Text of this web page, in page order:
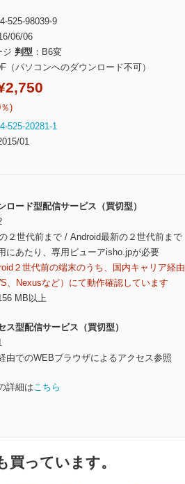
525-98039-9
06/06
ジ 判型
B6変
（パソコンへのダウンロード不可）
)
525-20281-1
01
ロード型配信サービス（買切型）
２世代前まで / Android最新の２世代前まで
にあたり、専用ビューアisho.jpが必要
２世代前の端末のうち、国内キャリア経
、Nexusなど）にて動作確認しています
MB以上
ス型配信サービス（買切型）
由でのWEBブラウザによるアクセス参照
詳細はこちら
っています。